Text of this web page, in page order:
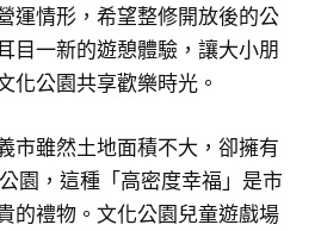
運情形，希望整修開放後的公
目一新的遊憩體驗，讓大小朋
化公園共享歡樂時光。
市雖然土地面積不大，卻擁有
園，這種「高密度幸福」是市
的禮物。文化公園兒童遊戲場